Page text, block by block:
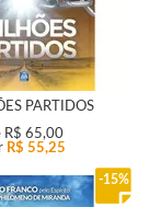
PARTIDOS
R$ 65,00
R$ 55,25
15%